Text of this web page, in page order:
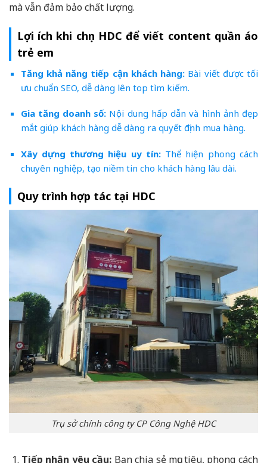
mà vẫn đảm bảo chất lượng.
Lợi ích khi chọn HDC để viết content quần áo
trẻ em
Tăng khả năng tiếp cận khách hàng: Bài viết được tối
ưu chuẩn SEO, dễ dàng lên top tìm kiếm.
Gia tăng doanh số: Nội dung hấp dẫn và hình ảnh đẹp
mắt giúp khách hàng dễ dàng ra quyết định mua hàng.
Xây dựng thương hiệu uy tín:Thể hiện phong cách
chuyên nghiệp, tạo niềm tin cho khách hàng lâu dài.
Quy trình hợp tác tại HDC
Trụ sở chính công ty CP Công Nghệ HDC
Tiếp nhận yêu cầu: Bạn chia sẻ mục tiêu, phong cách